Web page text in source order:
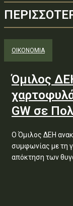
ΟΙΚΟΝΟΜΙΑ
Όμιλος
GW σε
Ο Όμιλος ΔΕΗ
συμφωνίας με τη
απόκτηση των